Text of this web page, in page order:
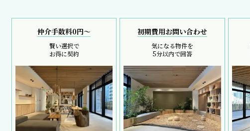
仲介手数料0円～
賢い選択で
お得に契約
初期費用お問い合わせ
気になる物件を
5分以内で回答